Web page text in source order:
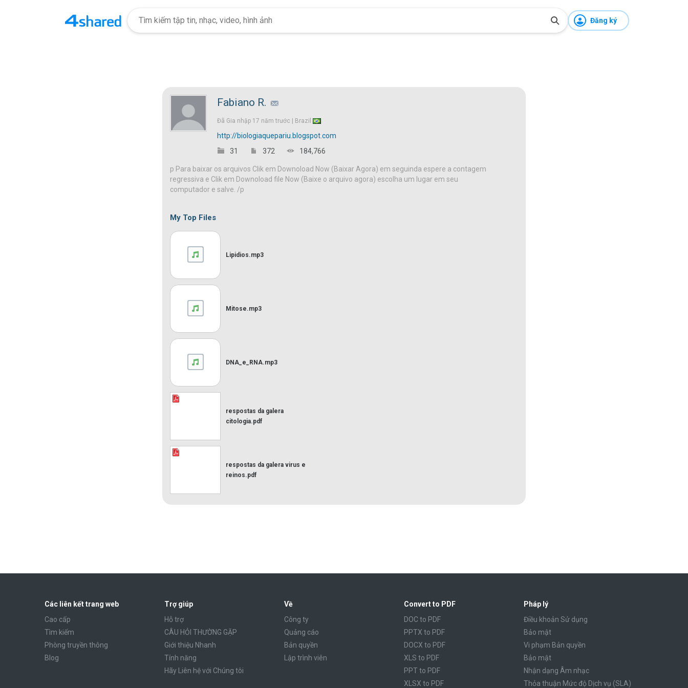
Đăng ký
Fabiano R.
Đã Gia nhập 17 năm trước | Brazil
http://biologiaquepariu.blogspot.com
31
372 184,766
p Para baixar os arquivos Clik em Downoload Now (Baixar Agora) em seguinda espere a contagem
regressiva e Clik em Downoload file Now (Baixe o arquivo agora) escolha um lugar em seu
computador e salve. /p
My Top Files
Lipidios.mp3
Mitose.mp3
DNA_e_RNA.mp3
respostas da galera
citologia.pdf
respostas da galera virus e
reinos.pdf
Các liên kết trang web
Cao cấp
Tìm kiếm
Phòng truyền thông
Blog
Trợ giúp
Hỗ trợ
CÂU HỎI THƯỜNG GẶP
Giới thiệu Nhanh
Tính năng
Hãy Liên hệ với Chúng tôi
Về
Công ty
Quảng cáo
Bản quyền
Lập trình viên
Convert to PDF
DOC to PDF
PPTX to PDF
DOCX to PDF
XLS to PDF
PPT to PDF
XLSX to PDF
Pháp lý
Điều khoản Sử dụng
Bảo mật
Vi phạm Bản quyền
Bảo mật
Nhận dạng Âm nhạc
Thỏa thuận Mức độ Dịch vụ (SLA)